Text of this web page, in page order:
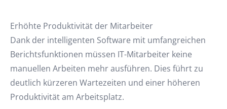
Erhöhte Produktivität der Mitarbeiter
Dank der intelligenten Software mit umfangreichen
Berichtsfunktionen müssen IT-Mitarbeiter keine
manuellen Arbeiten mehr ausführen. Dies führt zu
deutlich kürzeren Wartezeiten und einer höheren
Produktivität am Arbeitsplatz.